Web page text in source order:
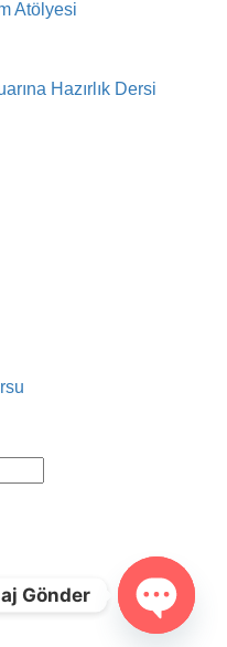
Atölyesi
Hazırlık Dersi
Gönder